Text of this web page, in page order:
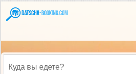
Куда вы едете?